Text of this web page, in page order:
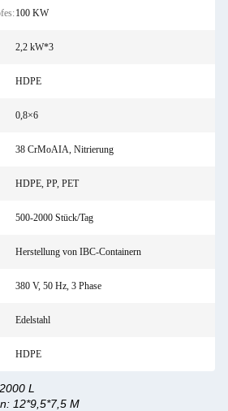
100 KW
2,2 kW*3
HDPE
0,8×6
38 CrMoAIA, Nitrierung
HDPE, PP, PET
500-2000 Stück/Tag
Herstellung von IBC-Containern
380 V, 50 Hz, 3 Phase
Edelstahl
HDPE
L
12*9,5*7,5 M